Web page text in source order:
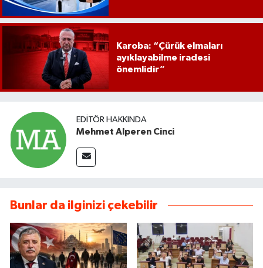
Karoba: “Çürük elmaları
ayıklayabilme iradesi
önemlidir”
EDITÖR HAKKINDA
Mehmet Alperen Cinci
Bunlar da ilginizi çekebilir